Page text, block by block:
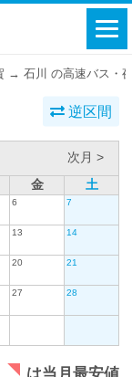
→ 石川 の高速バス・
逆区間
次月 >
金 土
6 7
13 14
20 21
27 28